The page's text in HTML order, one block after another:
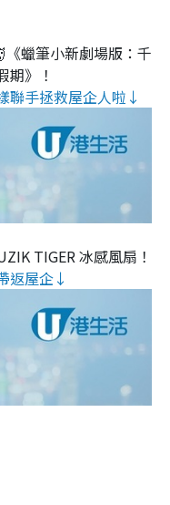
《蠟筆小新劇場版：千
期》！
聯手拯救屋企人啦↓
TIGER 冰感風扇！
返屋企↓